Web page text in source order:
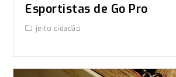
Esportistas de Go Pro
jeito cidadão